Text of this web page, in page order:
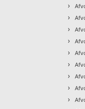
›
›
›
›
›
›
›
›
›